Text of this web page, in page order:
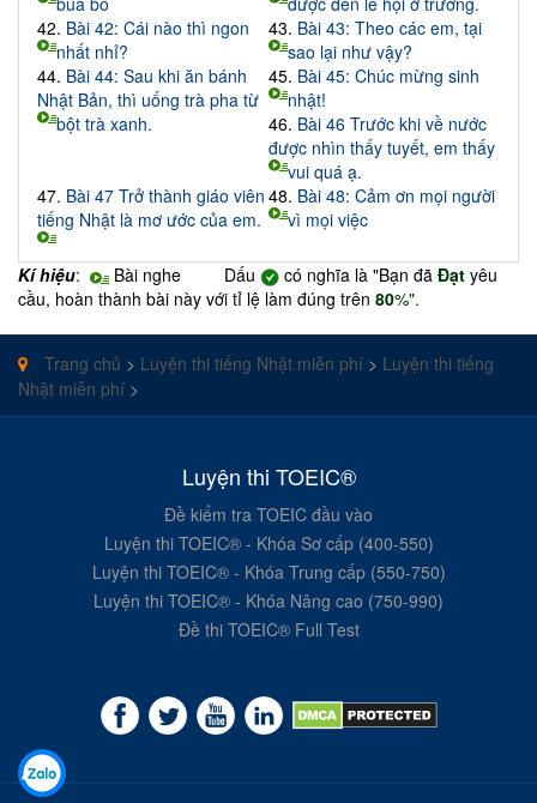
42. Bài 42: Cái nào thì ngon
nhất nhỉ?
43. Bài 43: Theo các em, tại
sao lại như vậy?
44. Bài 44: Sau khi ăn bánh
Nhật Bản, thì uống trà pha từ
bột trà xanh.
45. Bài 45: Chúc mừng sinh
nhật!
46. Bài 46 Trước khi về nước
được nhìn thấy tuyết, em thấy
vui quá ạ.
47. Bài 47 Trở thành giáo viên
tiếng Nhật là mơ ước của em.
48. Bài 48: Cảm ơn mọi người
vì mọi việc
Kí hiệu: Bài nghe Dấu có nghĩa là "Bạn đã Đạt yêu
cầu, hoàn thành bài này với tỉ lệ làm đúng trên 80%".
Trang chủ > Luyện thi tiếng Nhật miễn phí > Luyện thi tiếng
Nhật miễn phí >
Luyện thi TOEIC®
Đề kiểm tra TOEIC đầu vào
Luyện thi TOEIC® - Khóa Sơ cấp (400-550)
Luyện thi TOEIC® - Khóa Trung cấp (550-750)
Luyện thi TOEIC® - Khóa Nâng cao (750-990)
Đề thi TOEIC® Full Test